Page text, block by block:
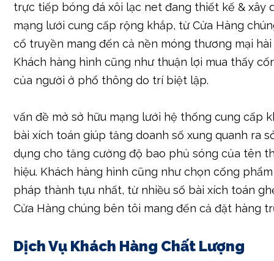
trực tiếp bóng đá xôi lạc net đang thiết kế & xây
mạng lưới cung cấp rộng khắp, từ Cửa Hàng
cổ truyền mang đến cả nền móng thương mại hài
Khách hàng hình cũng như thuận lợi mua thấy
của người ở phổ thông do trí biệt lập.
vấn đề mở sở hữu mạng lưới hệ thống cung cấp
bài xích toán giúp tăng doanh số xung quanh ra
dụng cho tăng cường độ bao phủ sóng của tên
hiệu. Khách hàng hình cũng như chọn cống
pháp thành tựu nhất, từ nhiều số bài xích toán
Cửa Hàng chúng bên tôi mang đến cả đặt hàng
Dịch Vụ Khách Hàng Chất Lượng